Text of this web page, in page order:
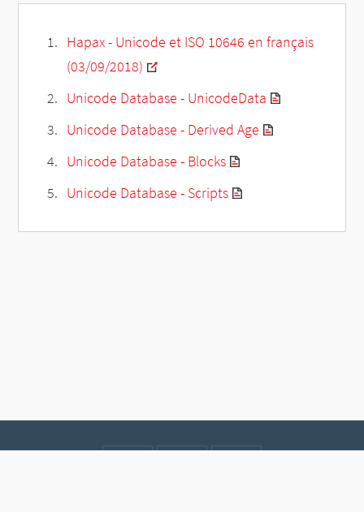
Hapax - Unicode et ISO 10646 en français
(03/09/2018)
Unicode Database - UnicodeData
Unicode Database - Derived Age
Unicode Database - Blocks
Unicode Database - Scripts